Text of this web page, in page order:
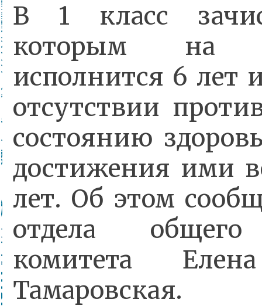
В 1 класс
которым на
исполнится 6 лет
отсутствии
состоянию
достижения ими
лет. Об этом
отдела общего
комитета
Тамаровская.